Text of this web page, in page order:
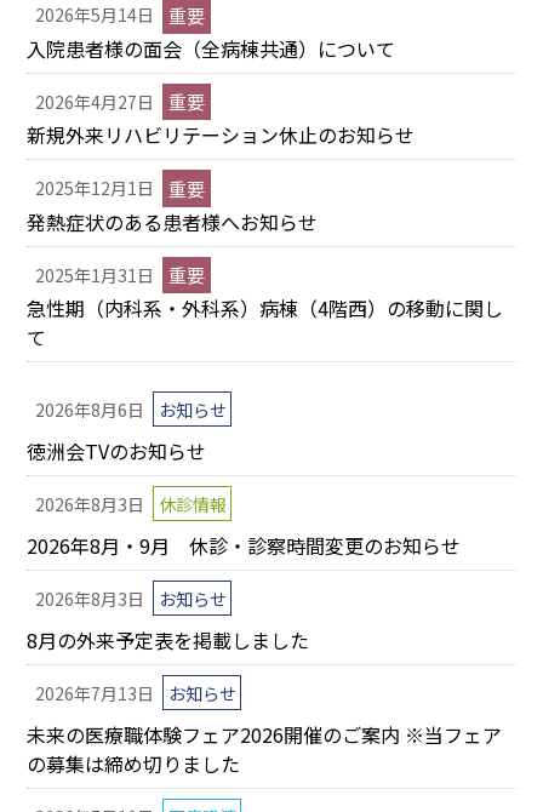
2026年5月14日 重要
入院患者様の面会（全病棟共通）について
2026年4月27日 重要
新規外来リハビリテーション休止のお知らせ
2025年12月1日 重要
発熱症状のある患者様へお知らせ
2025年1月31日 重要
急性期（内科系・外科系）病棟（4階西）の移動に関し
て
2026年8月6日 お知らせ
徳洲会TVのお知らせ
2026年8月3日 休診情報
2026年8月・9月 休診・診察時間変更のお知らせ
2026年8月3日 お知らせ
8月の外来予定表を掲載しました
2026年7月13日 お知らせ
未来の医療職体験フェア2026開催のご案内 ※当フェア
の募集は締め切りました